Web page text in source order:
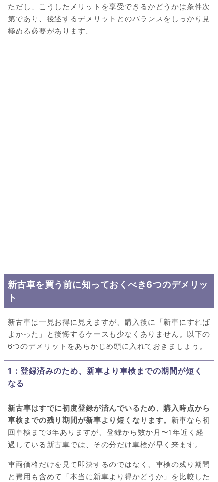
ただし、こうしたメリットを享受できるかどうかは条件次
第であり、後述するデメリットとのバランスをしっかり見
極める必要があります。
新古車を買う前に知っておくべき6つのデメリッ
ト
新古車は一見お得に見えますが、購入後に「新車にすれば
よかった」と後悔するケースも少なくありません。以下の
6つのデメリットをあらかじめ頭に入れておきましょう。
1：登録済みのため、新車より車検までの期間が短く
なる
新古車はすでに初度登録が済んでいるため、購入時点から
車検までの残り期間が新車より短くなります。 新車なら初
回車検まで3年ありますが、登録から数か月〜1年近く経
過している新古車では、その分だけ車検が早く来ます。
車両価格だけを見て即決するのではなく、車検の残り期間
と費用も含めて「本当に新車より得かどうか」を比較した